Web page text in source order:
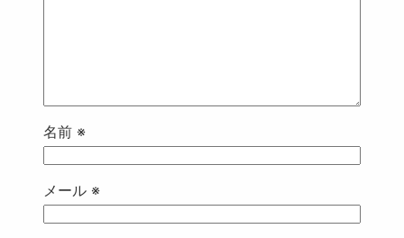
名前 ※
メール ※